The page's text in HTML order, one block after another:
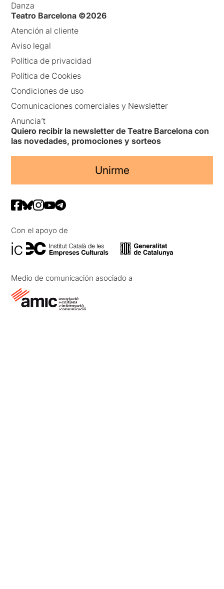
Danza
Teatro Barcelona ©2026
Atención al cliente
Aviso legal
Política de privacidad
Política de Cookies
Condiciones de uso
Comunicaciones comerciales y Newsletter
Anuncia’t
Quiero recibir la newsletter de Teatre Barcelona con
las novedades, promociones y sorteos
Unirme
Con el apoyo de
Medio de comunicación asociado a